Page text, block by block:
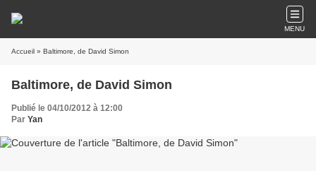
MENU
Accueil » Baltimore, de David Simon
Baltimore, de David Simon
Publié le 04/10/2012 à 12:00
Par Yan